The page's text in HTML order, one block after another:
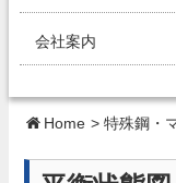
会社案内
Home > 特殊鋼・